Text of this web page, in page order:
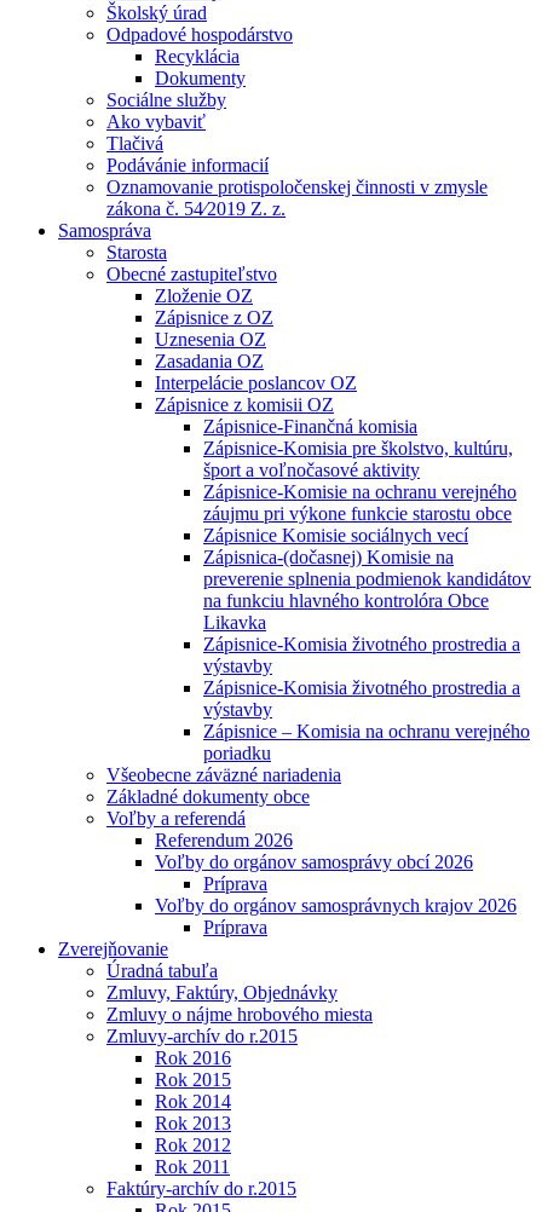
Školský úrad
Odpadové hospodárstvo
Recyklácia
Dokumenty
Sociálne služby
Ako vybaviť
Tlačivá
Podávánie informacií
Oznamovanie protispoločenskej činnosti v zmysle
zákona č. 54⁄2019 Z. z.
Samospráva
Starosta
Obecné zastupiteľstvo
Zloženie OZ
Zápisnice z OZ
Uznesenia OZ
Zasadania OZ
Interpelácie poslancov OZ
Zápisnice z komisii OZ
Zápisnice-Finančná komisia
Zápisnice-Komisia pre školstvo, kultúru,
šport a voľnočasové aktivity
Zápisnice-Komisie na ochranu verejného
záujmu pri výkone funkcie starostu obce
Zápisnice Komisie sociálnych vecí
Zápisnica-(dočasnej) Komisie na
preverenie splnenia podmienok kandidátov
na funkciu hlavného kontrolóra Obce
Likavka
Zápisnice-Komisia životného prostredia a
výstavby
Zápisnice-Komisia životného prostredia a
výstavby
Zápisnice – Komisia na ochranu verejného
poriadku
Všeobecne záväzné nariadenia
Základné dokumenty obce
Voľby a referendá
Referendum 2026
Voľby do orgánov samosprávy obcí 2026
Príprava
Voľby do orgánov samosprávnych krajov 2026
Príprava
Zverejňovanie
Úradná tabuľa
Zmluvy, Faktúry, Objednávky
Zmluvy o nájme hrobového miesta
Zmluvy-archív do r.2015
Rok 2016
Rok 2015
Rok 2014
Rok 2013
Rok 2012
Rok 2011
Faktúry-archív do r.2015